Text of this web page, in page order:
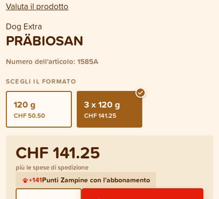
Valuta il prodotto
Dog Extra
PRÄBIOSAN
Numero dell'articolo: 1585A
SCEGLI IL FORMATO
120 g
CHF 50.50
3 x 120 g
CHF 141.25
CHF 141.25
più le spese di spedizione
+141Punti Zampine con l'abbonamento